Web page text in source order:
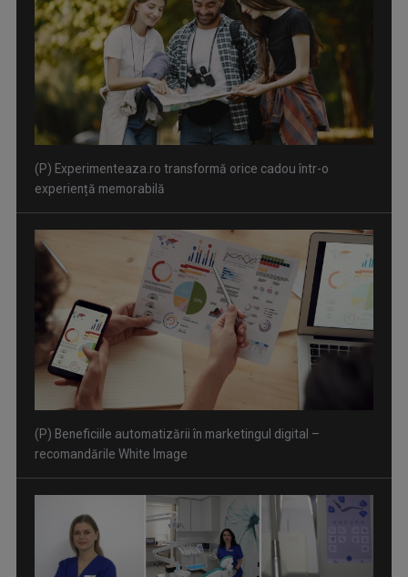
(P) Experimenteaza.ro transformă orice cadou într-o
experiență memorabilă
(P) Beneficiile automatizării în marketingul digital –
recomandările White Image